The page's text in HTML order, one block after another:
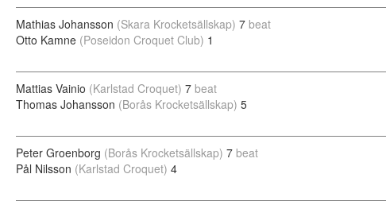
Mathias Johansson (Skara Krocketsällskap) 7 beat
Otto Kamne (Poseidon Croquet Club) 1
Mattias Vainio (Karlstad Croquet) 7 beat
Thomas Johansson (Borås Krocketsällskap) 5
Peter Groenborg (Borås Krocketsällskap) 7 beat
Pål Nilsson (Karlstad Croquet) 4